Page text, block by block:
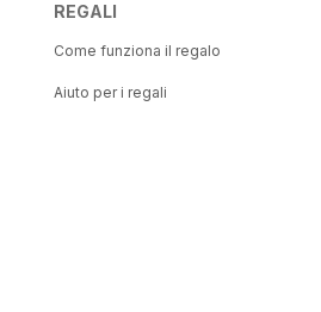
REGALI
Come funziona il regalo
Aiuto per i regali